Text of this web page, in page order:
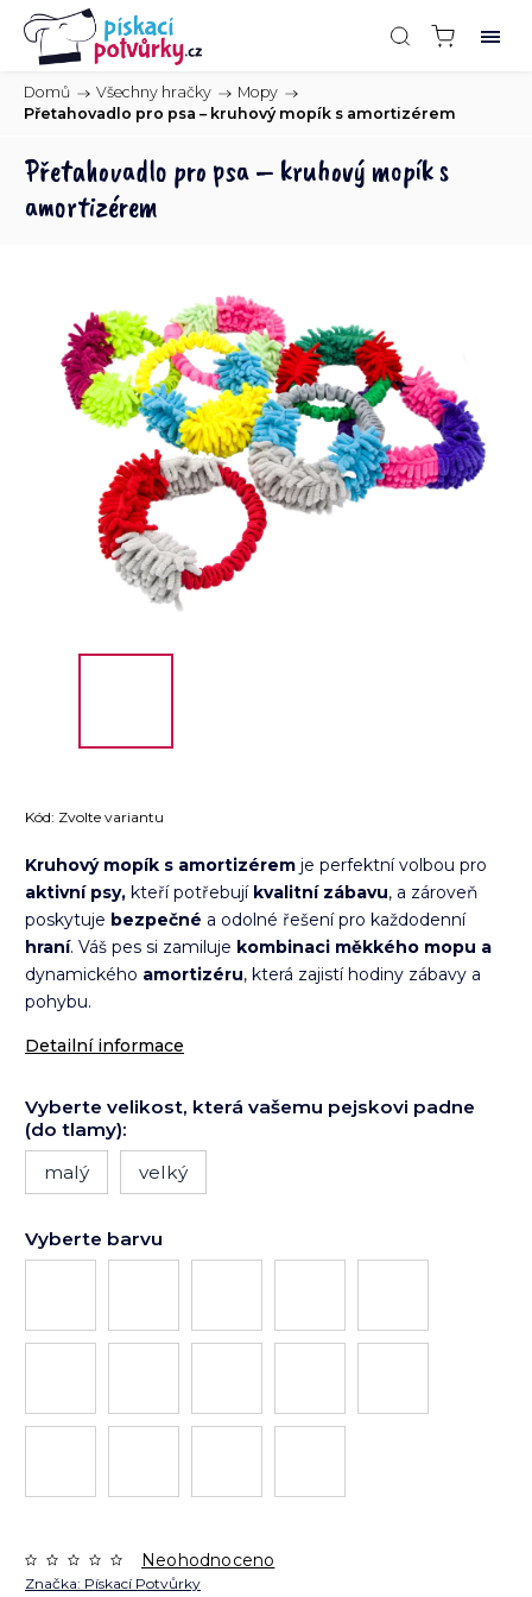
Domů / Všechny hračky / Mopy /
Přetahovadlo pro psa – kruhový mopík s amortizérem
Přetahovadlo pro psa – kruhový mopík s
amortizérem
Kód: Zvolte variantu
Kruhový mopík s amortizérem je perfektní volbou pro
aktivní psy, kteří potřebují kvalitní zábavu, a zároveň
poskytuje bezpečné a odolné řešení pro každodenní
hraní. Váš pes si zamiluje kombinaci měkkého mopu a
dynamického amortizéru, která zajistí hodiny zábavy a
pohybu.
Detailní informace
Vyberte velikost, která vašemu pejskovi padne
(do tlamy):
malý
velký
Vyberte barvu
Značka: Pískací Potvůrky
Neohodnoceno